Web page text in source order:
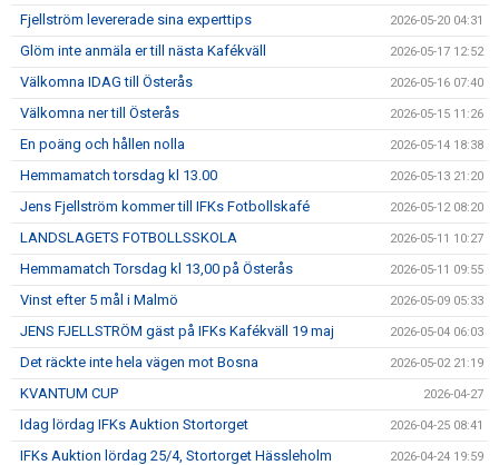
Fjellström levererade sina experttips 2026-05-20 04:31
Glöm inte anmäla er till nästa Kafékväll 2026-05-17 12:52
Välkomna IDAG till Österås 2026-05-16 07:40
Välkomna ner till Österås 2026-05-15 11:26
En poäng och hållen nolla 2026-05-14 18:38
Hemmamatch torsdag kl 13.00 2026-05-13 21:20
Jens Fjellström kommer till IFKs Fotbollskafé 2026-05-12 08:20
LANDSLAGETS FOTBOLLSSKOLA 2026-05-11 10:27
Hemmamatch Torsdag kl 13,00 på Österås 2026-05-11 09:55
Vinst efter 5 mål i Malmö 2026-05-09 05:33
JENS FJELLSTRÖM gäst på IFKs Kafékväll 19 maj 2026-05-04 06:03
Det räckte inte hela vägen mot Bosna 2026-05-02 21:19
KVANTUM CUP 2026-04-27
Idag lördag IFKs Auktion Stortorget 2026-04-25 08:41
IFKs Auktion lördag 25/4, Stortorget Hässleholm 2026-04-24 19:59